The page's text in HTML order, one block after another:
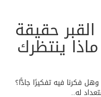
حقيقة
ينتظرك
وهل فكرنا فيه تفكيرًا جادًّا؟
له..